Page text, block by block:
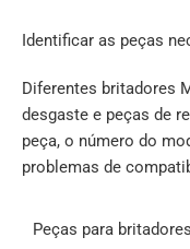
Identificar as peças
Diferentes britadores
desgaste e peças de
peça, o número do
problemas de
Peças para